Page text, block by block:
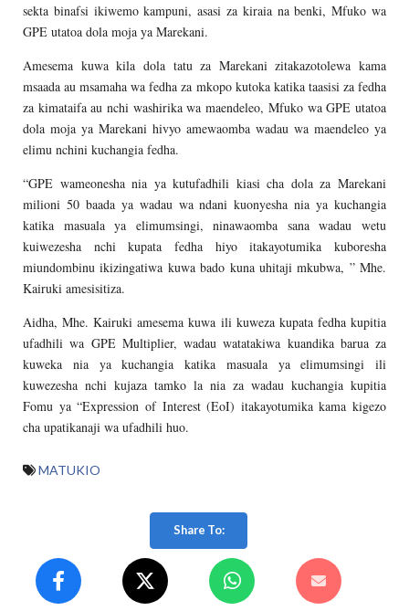
sekta binafsi ikiwemo kampuni, asasi za kiraia na benki, Mfuko wa
GPE utatoa dola moja ya Marekani.
Amesema kuwa kila dola tatu za Marekani zitakazotolewa kama
msaada au msamaha wa fedha za mkopo kutoka katika taasisi za fedha
za kimataifa au nchi washirika wa maendeleo, Mfuko wa GPE utatoa
dola moja ya Marekani hivyo amewaomba wadau wa maendeleo ya
elimu nchini kuchangia fedha.
“GPE wameonesha nia ya kutufadhili kiasi cha dola za Marekani
milioni 50 baada ya wadau wa ndani kuonyesha nia ya kuchangia
katika masuala ya elimumsingi, ninawaomba sana wadau wetu
kuiwezesha nchi kupata fedha hiyo itakayotumika kuboresha
miundombinu ikizingatiwa kuwa bado kuna uhitaji mkubwa, ” Mhe.
Kairuki amesisitiza.
Aidha, Mhe. Kairuki amesema kuwa ili kuweza kupata fedha kupitia
ufadhili wa GPE Multiplier, wadau watatakiwa kuandika barua za
kuweka nia ya kuchangia katika masuala ya elimumsingi ili
kuwezesha nchi kujaza tamko la nia za wadau kuchangia kupitia
Fomu ya “Expression of Interest (EoI) itakayotumika kama kigezo
cha upatikanaji wa ufadhili huo.
MATUKIO
Share To: